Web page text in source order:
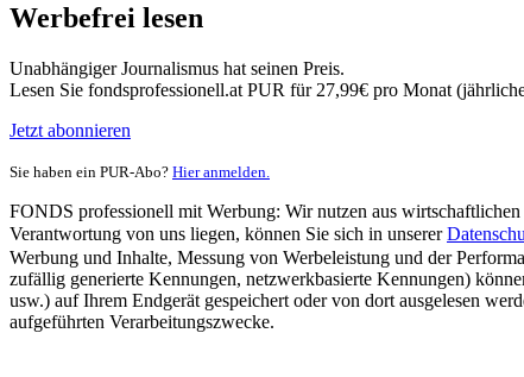
Werbefrei lesen
Unabhängiger Journalismus hat seinen Preis.
Lesen Sie fondsprofessionell.at PUR für 27,99€ pro Monat
Jetzt abonnieren
Sie haben ein PUR-Abo? Hier anmelden.
FONDS professionell mit Werbung: Wir nutzen aus
Verantwortung von uns liegen, können Sie sich in unserer
Werbung und Inhalte, Messung von Werbeleistung und der
zufällig generierte Kennungen, netzwerkbasierte Kennungen)
usw.) auf Ihrem Endgerät gespeichert oder von dort ausgelesen
aufgeführten Verarbeitungszwecke.